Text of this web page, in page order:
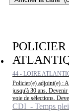
44 - LOIRE
Policier(e) adjoint(e) :
jusqu'à 30 ans.
voie de sélections.
CDI - Temps